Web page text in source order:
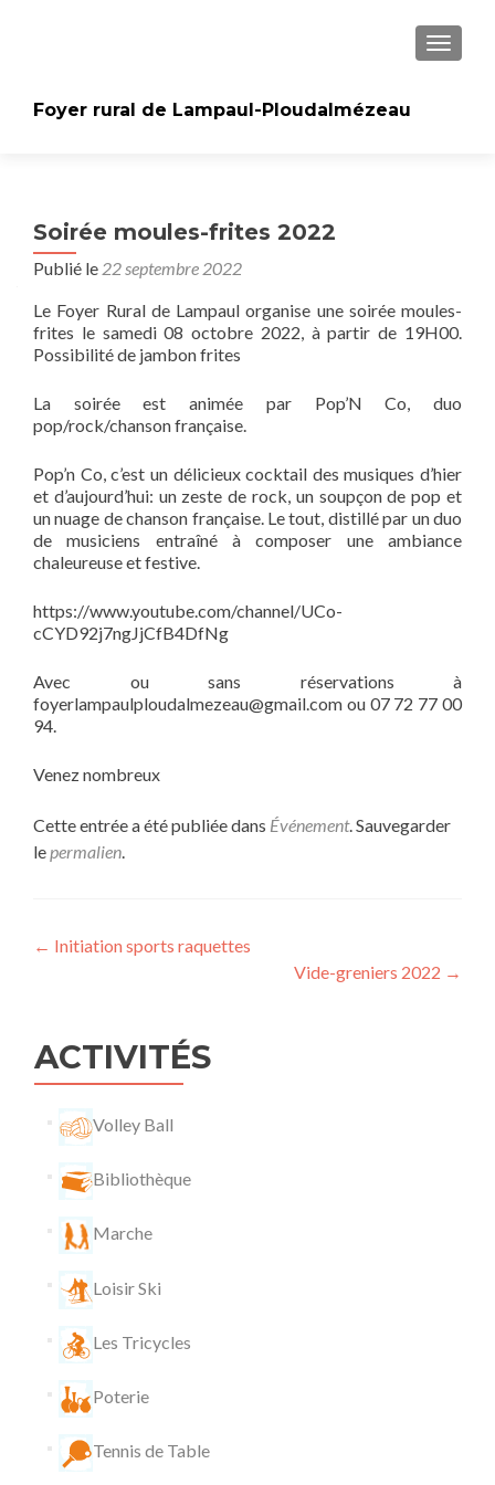
Foyer rural de Lampaul-Ploudalmézeau
Soirée moules-frites 2022
Publié le 22 septembre 2022
Le Foyer Rural de Lampaul organise une soirée moules-
frites le samedi 08 octobre 2022, à partir de 19H00.
Possibilité de jambon frites
La soirée est animée par Pop’N Co, duo
pop/rock/chanson française.
Pop’n Co, c’est un délicieux cocktail des musiques d’hier
et d’aujourd’hui: un zeste de rock, un soupçon de pop et
un nuage de chanson française. Le tout, distillé par un duo
de musiciens entraîné à composer une ambiance
chaleureuse et festive.
https://www.youtube.com/channel/UCo-
cCYD92j7ngJjCfB4DfNg
Avec ou sans réservations à
foyerlampaulploudalmezeau@gmail.com ou 07 72 77 00
94.
Venez nombreux
Cette entrée a été publiée dans Événement. Sauvegarder
lepermalien.
Navigation
← Initiation sports raquettes
Vide-greniers 2022 →
ACTIVITÉS
Volley Ball
Bibliothèque
Marche
Loisir Ski
Les Tricycles
Poterie
Tennis de Table